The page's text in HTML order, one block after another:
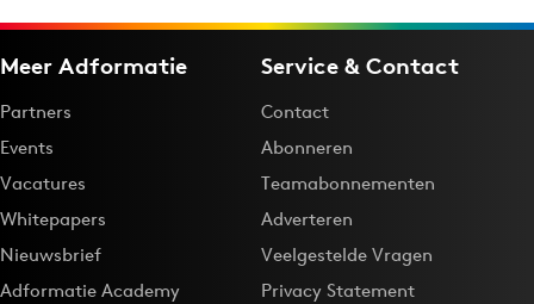
Meer Adformatie
Partners
Events
Vacatures
Whitepapers
Nieuwsbrief
Adformatie Academy
Service & Contact
Contact
Abonneren
Teamabonnementen
Adverteren
Veelgestelde Vragen
Privacy Statement